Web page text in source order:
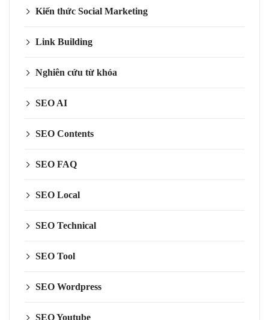
Kiến thức Social Marketing
Link Building
Nghiên cứu từ khóa
SEO AI
SEO Contents
SEO FAQ
SEO Local
SEO Technical
SEO Tool
SEO Wordpress
SEO Youtube